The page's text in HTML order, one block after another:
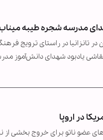
مدرسه شجره طیبه
تانزانیا در راستای ترویج
یادبود شهدای دانش‌آموز
در اروپا
عضو ناتو برای خروج بخشی